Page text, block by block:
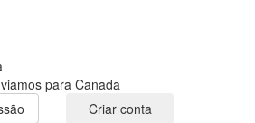
para Canada
Criar conta